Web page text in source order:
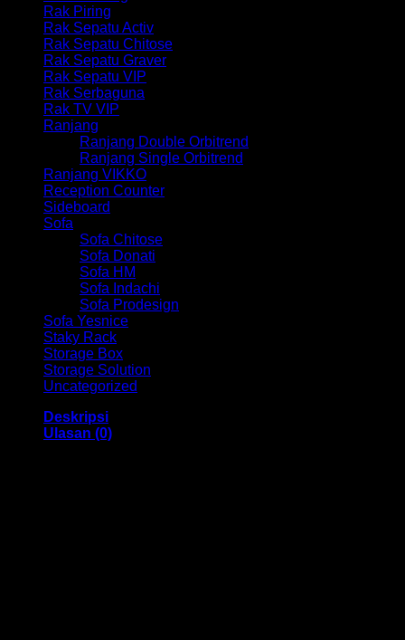
Rak Piring
Rak Sepatu Activ
Rak Sepatu Chitose
Rak Sepatu Graver
Rak Sepatu VIP
Rak Serbaguna
Rak TV VIP
Ranjang
Ranjang Double Orbitrend
Ranjang Single Orbitrend
Ranjang VIKKO
Reception Counter
Sideboard
Sofa
Sofa Chitose
Sofa Donati
Sofa HM
Sofa Indachi
Sofa Prodesign
Sofa Yesnice
Staky Rack
Storage Box
Storage Solution
Uncategorized
Deskripsi
Ulasan (0)